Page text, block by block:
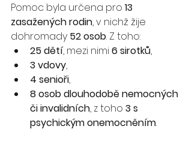
Pomoc byla určena pro 13
zasažených rodin, v nichž žije
dohromady 52 osob. Z toho:
25 dětí, mezi nimi 6 sirotků,
3 vdovy,
4 senioři,
8 osob dlouhodobě nemocných
či invalidních, z toho 3 s
psychickým onemocněním.